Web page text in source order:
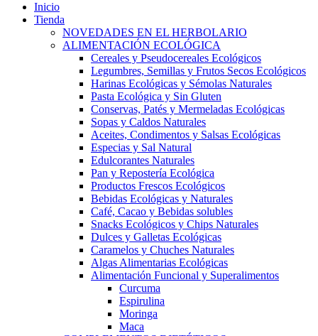
Inicio
Tienda
NOVEDADES EN EL HERBOLARIO
ALIMENTACIÓN ECOLÓGICA
Cereales y Pseudocereales Ecológicos
Legumbres, Semillas y Frutos Secos Ecológicos
Harinas Ecológicas y Sémolas Naturales
Pasta Ecológica y Sin Gluten
Conservas, Patés y Mermeladas Ecológicas
Sopas y Caldos Naturales
Aceites, Condimentos y Salsas Ecológicas
Especias y Sal Natural
Edulcorantes Naturales
Pan y Repostería Ecológica
Productos Frescos Ecológicos
Bebidas Ecológicas y Naturales
Café, Cacao y Bebidas solubles
Snacks Ecológicos y Chips Naturales
Dulces y Galletas Ecológicas
Caramelos y Chuches Naturales
Algas Alimentarias Ecológicas
Alimentación Funcional y Superalimentos
Curcuma
Espirulina
Moringa
Maca